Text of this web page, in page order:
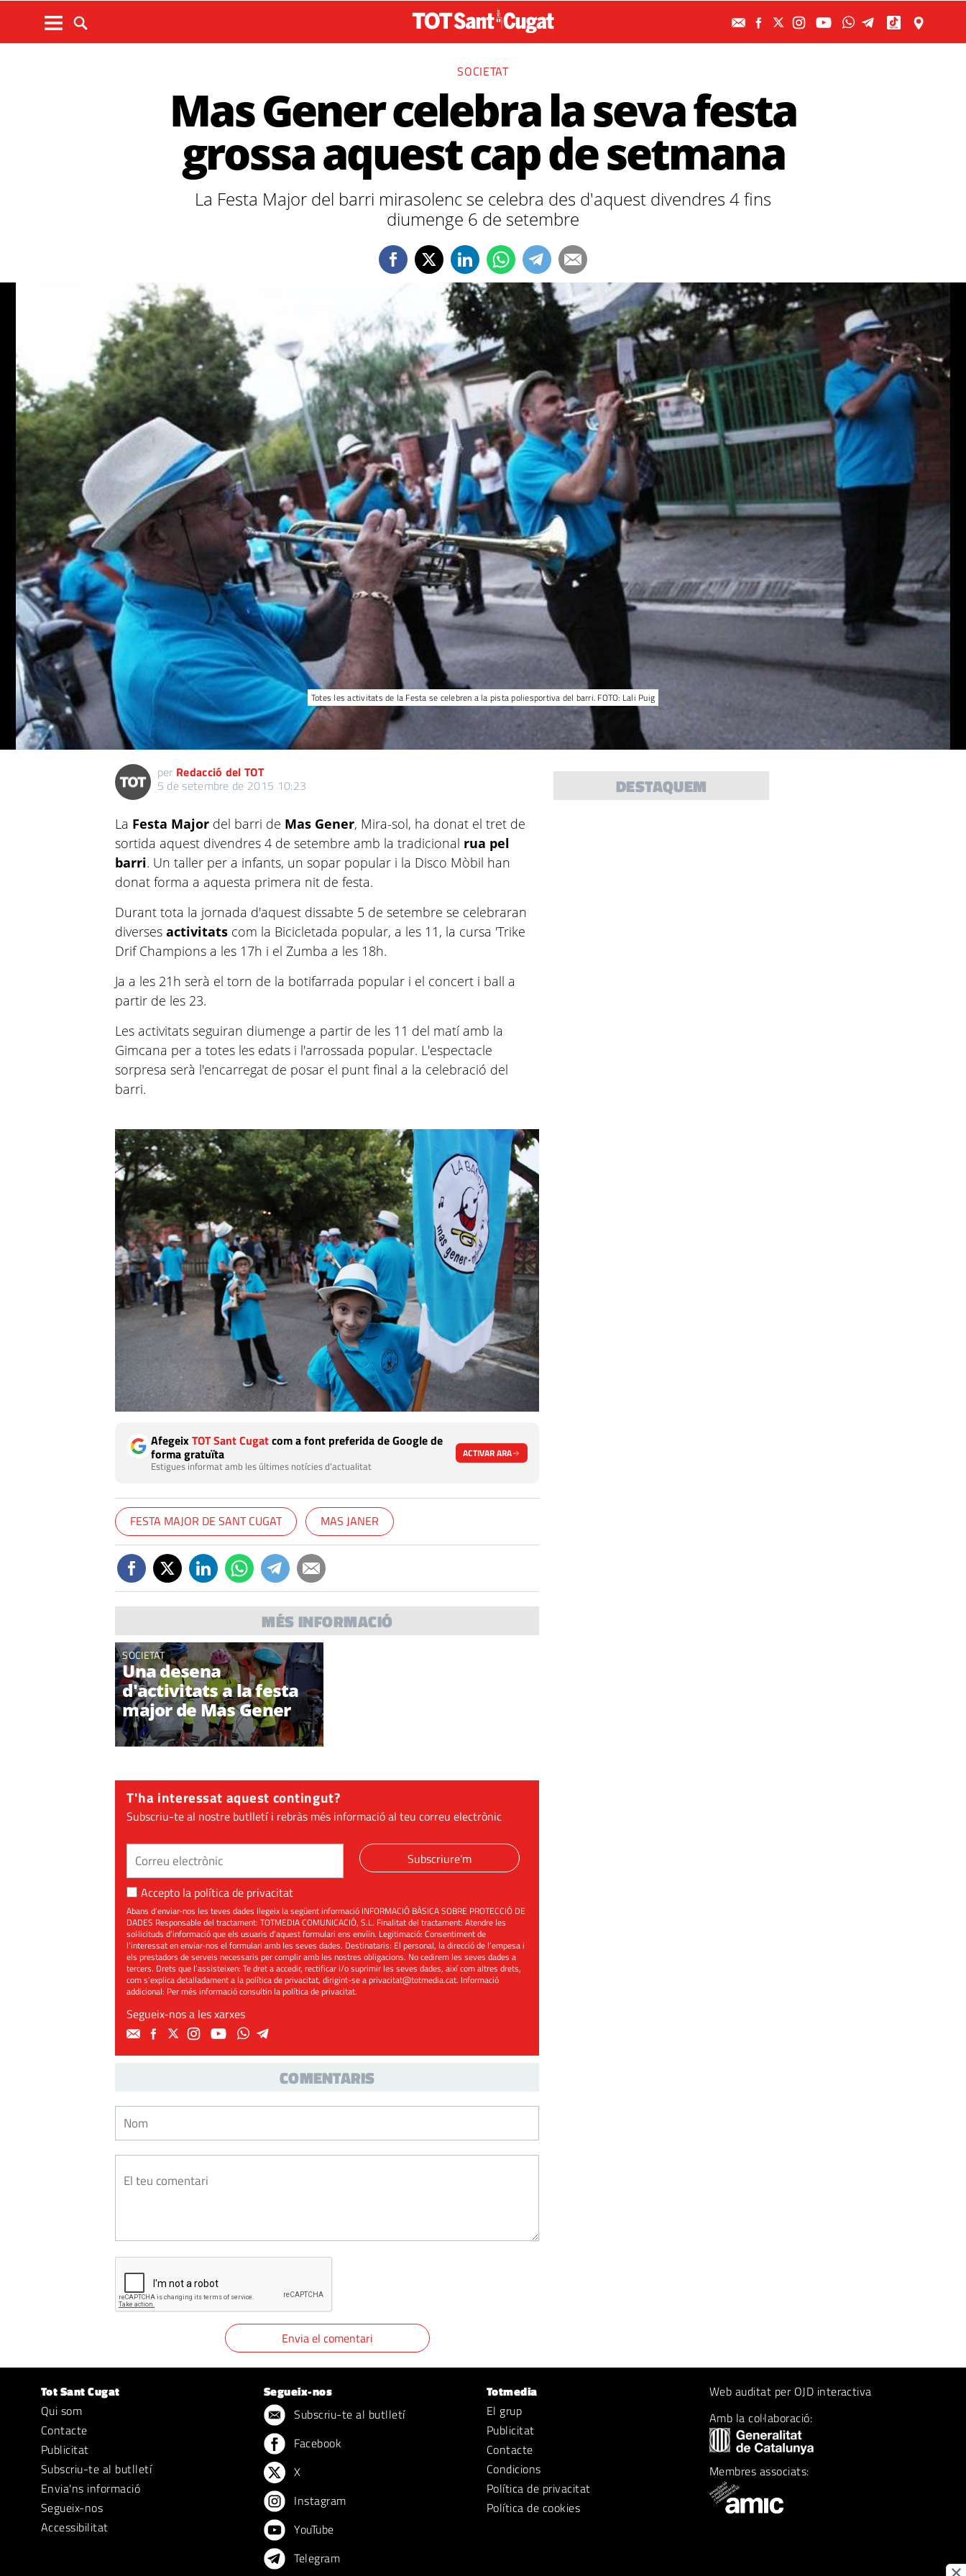
SOCIETAT
Mas Gener celebra la seva festa
grossa aquest cap de setmana
La Festa Major del barri mirasolenc se celebra des d'aquest divendres 4 fins
diumenge 6 de setembre
Totes les activitats de la Festa se celebren a la pista poliesportiva del barri. FOTO: Lali Puig
per Redacció del TOT
5 de setembre de 2015 10:23
La Festa Major del barri de Mas Gener, Mira-sol, ha donat el tret de
sortida aquest divendres 4 de setembre amb la tradicional rua pel
barri. Un taller per a infants, un sopar popular i la Disco Mòbil han
donat forma a aquesta primera nit de festa.
Durant tota la jornada d'aquest dissabte 5 de setembre se celebraran
diverses activitats com la Bicicletada popular, a les 11, la cursa 'Trike
Drif Champions a les 17h i el Zumba a les 18h.
Ja a les 21h serà el torn de la botifarrada popular i el concert i ball a
partir de les 23.
Les activitats seguiran diumenge a partir de les 11 del matí amb la
Gimcana per a totes les edats i l'arrossada popular. L'espectacle
sorpresa serà l'encarregat de posar el punt final a la celebració del
barri.
AfegeixTOT Sant Cugatcom a font preferida de Google de
forma gratuïta
Estigues informat amb les últimes notícies d'actualitat
ACTIVAR ARA
FESTA MAJOR DE SANT CUGAT MAS JANER
MÉS INFORMACIÓ
SOCIETAT
Una desena
d'activitats a la festa
major de Mas Gener
T'ha interessat aquest contingut?
Subscriu-te al nostre butlletí i rebràs més informació al teu correu electrònic
Subscriure'm
Accepto la política de privacitat
Abans d’enviar-nos les teves dades llegeix la següent informació INFORMACIÓ BÀSICA SOBRE PROTECCIÓ DE
DADES Responsable del tractament: TOTMEDIA COMUNICACIÓ, S.L. Finalitat del tractament: Atendre les
sol·licituds d’informació que els usuaris d’aquest formulari ens enviïn. Legitimació: Consentiment de
l’interessat en enviar-nos el formulari amb les seves dades. Destinataris: El personal, la direcció de l’empesa i
els prestadors de serveis necessaris per complir amb les nostres obligacions. No cedirem les seves dades a
tercers. Drets que l’assisteixen: Te dret a accedir, rectificar i/o suprimir les seves dades, així com altres drets,
com s’explica detalladament a la política de privacitat, dirigint-se aprivacitat@totmedia.cat. Informació
addicional: Per més informació consultin lapolítica de privacitat.
Segueix-nos a les xarxes
COMENTARIS
DESTAQUEM
Tot Sant Cugat
Qui som
Contacte
Publicitat
Subscriu-te al butlletí
Envia'ns informació
Segueix-nos
Accessibilitat
Segueix-nos
Subscriu-te al butlletí
Facebook
X
Instagram
YouTube
Telegram
Totmedia
El grup
Publicitat
Contacte
Condicions
Política de privacitat
Política de cookies
Web auditat per OJD interactiva
Amb la col·laboració:
Membres associats: